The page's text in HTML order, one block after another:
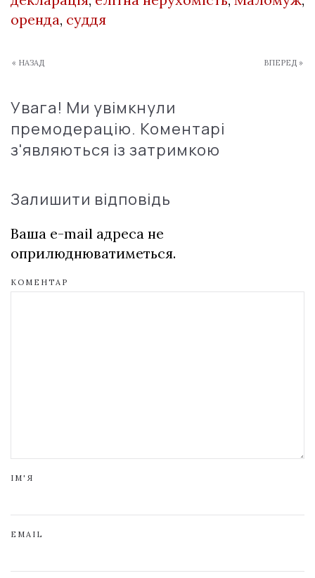
оренда, суддя
« НАЗАД ВПЕРЕД »
Увага! Ми увімкнули
премодерацію. Коментарі
з'являються із затримкою
Залишити відповідь
Ваша e-mail адреса не
оприлюднюватиметься.
КОМЕНТАР
ІМ'Я
EMAIL